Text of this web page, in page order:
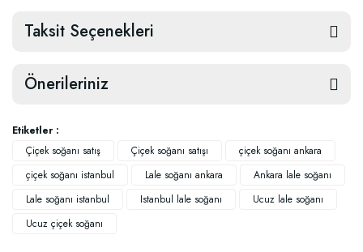
Taksit Seçenekleri
Önerileriniz
Etiketler :
Çiçek soğanı satış
Çiçek soğanı satışı
çiçek soğanı ankara
çiçek soğanı istanbul
Lale soğanı ankara
Ankara lale soğanı
Lale soğanı istanbul
Istanbul lale soğanı
Ucuz lale soğanı
Ucuz çiçek soğanı